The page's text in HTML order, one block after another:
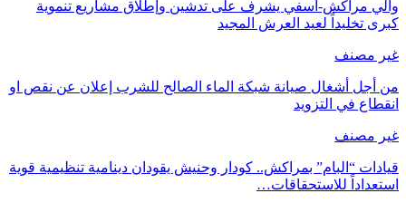
والي مراكش-آسفي يشرف على تدشين وإطلاق مشاريع تنموية
كبرى تخليداً لعيد العرش المجيد
غير مصنف
من أجل أشغال صيانة شبكة الماء الصالح للشرب إعلان عن نقص او
انقطاع في التزويد
غير مصنف
قيادات “البام” بمراكش.. كودار وحنيش يقودان دينامية تنظيمية قوية
استعداداً للاستحقاقات…